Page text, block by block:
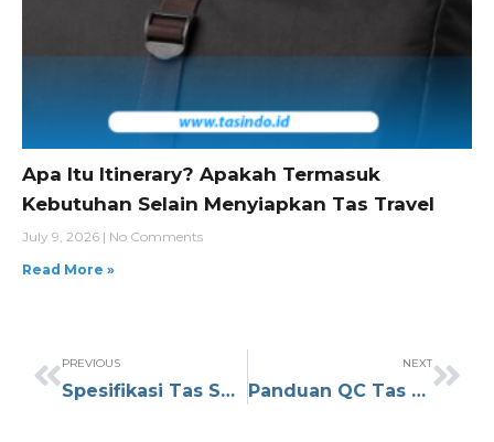
Apa Itu Itinerary? Apakah Termasuk
Kebutuhan Selain Menyiapkan Tas Travel
July 9, 2026
No Comments
Read More »
PREVIOUS
Spesifikasi Tas Seminar untuk Event Akademik: Panduan Lengkap
NEXT
Panduan QC Tas Seminar untuk Produksi Massal yang Konsisten